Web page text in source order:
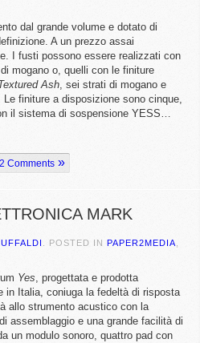
dal grande volume e dotato di
A un prezzo assai
I fusti possono essere realizzati con
mogano o, quelli con le finiture
Ash, sei strati di mogano e
Le finiture a disposizione sono cinque,
il sistema di sospensione YESS…
2 Comments
MARK
. POSTED IN PAPER2MEDIA
Yes, progettata e prodotta
in Italia, coniuga la fedeltà di risposta
allo strumento acustico con la
assemblaggio e una grande facilità di
un modulo sonoro, quattro pad con